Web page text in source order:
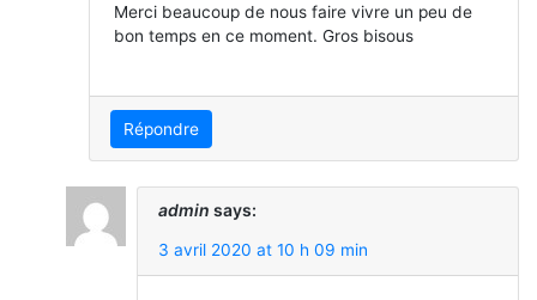
Merci beaucoup de nous faire vivre un peu de
bon temps en ce moment. Gros bisous
Répondre
admin says:
3 avril 2020 at 10 h 09 min